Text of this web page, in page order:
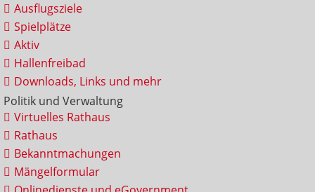
Ausflugsziele
Spielplätze
Aktiv
Hallenfreibad
Downloads, Links und mehr
Politik und Verwaltung
Virtuelles Rathaus
Rathaus
Bekanntmachungen
Mängelformular